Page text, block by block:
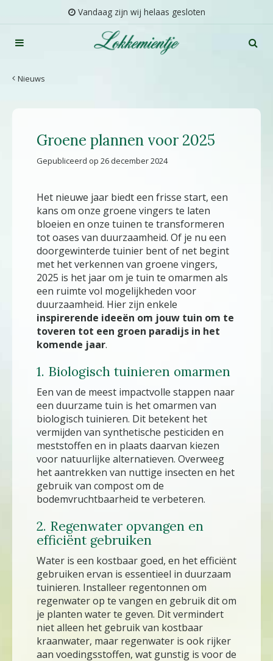
Nieuws
Vandaag zijn wij helaas gesloten
Groene plannen voor 2025
Gepubliceerd op 26 december 2024
Het nieuwe jaar biedt een frisse start, een
kans om onze groene vingers te laten
bloeien en onze tuinen te transformeren
tot oases van duurzaamheid. Of je nu een
doorgewinterde tuinier bent of net begint
met het verkennen van groene vingers,
2025 is het jaar om je tuin te omarmen als
een ruimte vol mogelijkheden voor
duurzaamheid. Hier zijn enkele
inspirerende ideeën om jouw tuin om te
toveren tot een groen paradijs in het
komende jaar.
1. Biologisch tuinieren omarmen
Een van de meest impactvolle stappen naar
een duurzame tuin is het omarmen van
biologisch tuinieren. Dit betekent het
vermijden van synthetische pesticiden en
meststoffen en in plaats daarvan kiezen
voor natuurlijke alternatieven. Overweeg
het aantrekken van nuttige insecten en het
gebruik van compost om de
bodemvruchtbaarheid te verbeteren.
2. Regenwater opvangen en
efficiënt gebruiken
Water is een kostbaar goed, en het efficiënt
gebruiken ervan is essentieel in duurzaam
tuinieren. Installeer regentonnen om
regenwater op te vangen en gebruik dit om
je planten water te geven. Dit vermindert
niet alleen het gebruik van kostbaar
kraanwater, maar regenwater is ook rijker
aan voedingsstoffen, wat gunstig is voor de